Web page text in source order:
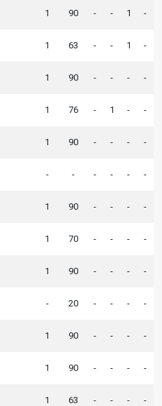
1 90 - - 1 -
1 63 - - 1 -
1 90 - - - -
1 76 - 1 - -
1 90 - - - -
- - - - - -
1 90 - - - -
1 70 - - - -
1 90 - - - -
- 20 - - - -
1 90 - - - -
1 90 - - - -
1 63 - - - -